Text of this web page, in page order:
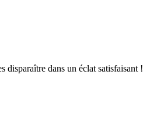
disparaître dans un éclat satisfaisant !